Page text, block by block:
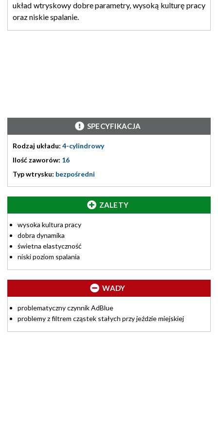
układ wtryskowy dobre parametry, wysoką kulturę pracy
oraz niskie spalanie.
SPECYFIKACJA
Rodzaj układu: 4-cylindrowy
Ilość zaworów: 16
Typ wtrysku: bezpośredni
ZALETY
wysoka kultura pracy
dobra dynamika
świetna elastyczność
niski poziom spalania
WADY
problematyczny czynnik AdBlue
problemy z filtrem cząstek stałych przy jeździe miejskiej